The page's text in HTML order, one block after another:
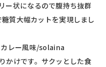
ー状になるので腹持ち抜群
質大幅カットを実現しまし
レー風味/solaina
かけです。サクッとした食